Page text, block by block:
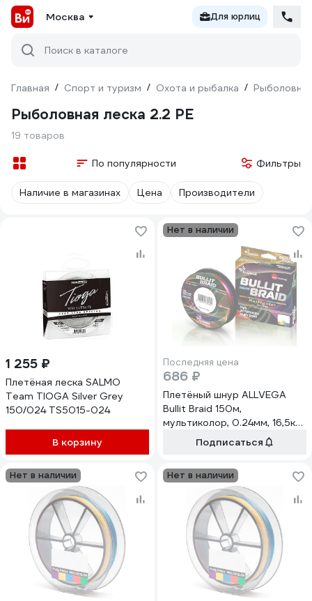
Москва Для юрлиц
Поиск в каталоге
Главная / Спорт и туризм / Охота и рыбалка /
Рыболовная леска 2.2 PE
19 товаров
По популярности Фильтры
Наличие в магазинах Цена Производители
1 255 ₽
Плетёная леска SALMO
Team TIOGA Silver Grey
150/024 TS5015-024
В корзину
Нет в наличии
Последняя цена
686 ₽
Плетёный шнур ALLVEGA
Bullit Braid 150м,
мультиколор, 0.24мм, 16,5кг
BB150MC24Подписаться
Нет в наличии Нет в наличии